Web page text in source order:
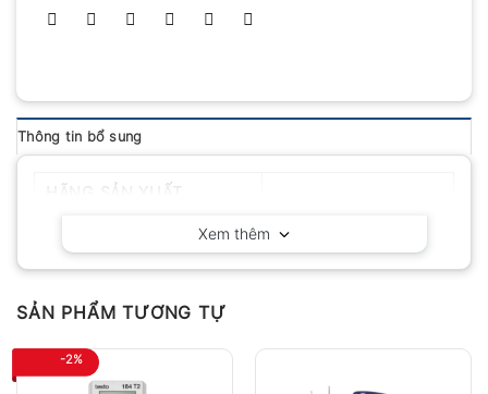
Thông tin bổ sung
Xem thêm
SẢN PHẨM TƯƠNG TỰ
-2%